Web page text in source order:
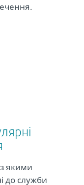
якими
до служби